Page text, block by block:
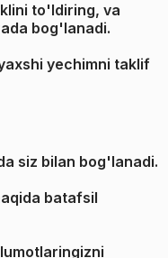
to'ldiring, va
bog'lanadi.
yechimni taklif
siz bilan bog'lanadi.
batafsil